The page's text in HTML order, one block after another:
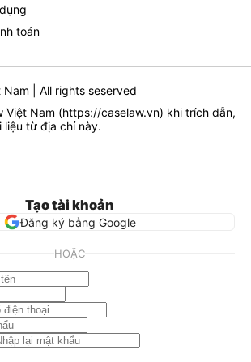
toán
| All rights seserved
Việt Nam (https://caselaw.vn) khi trích dẫn,
từ địa chỉ này.
Tạo tài khoản
Đăng ký bằng Google
HOẶC